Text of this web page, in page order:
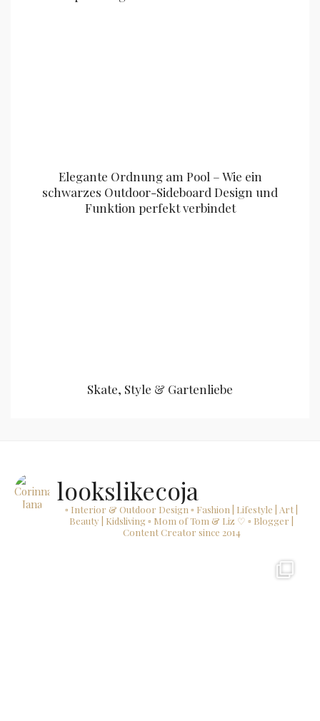
Elegante Ordnung am Pool – Wie ein
schwarzes Outdoor-Sideboard Design und
Funktion perfekt verbindet
Skate, Style & Gartenliebe
lookslikecoja
▫ Interior & Outdoor Design ▫ Fashion | Lifestyle | Art |
Beauty | Kidsliving▫ Mom of Tom & Liz ♡ ▫ Blogger |
Content Creator since 2014